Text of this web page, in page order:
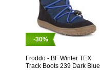
-30%
Froddo - BF Winter TEX
Track Boots 239 Dark Blue